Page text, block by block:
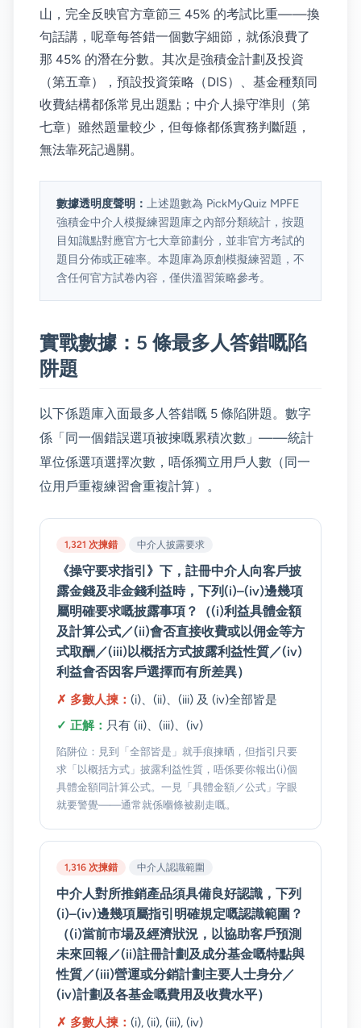
山，完全反映官方章節三 45% 的考試比重——換
句話講，呢章每答錯一個數字細節，就係浪費了
那 45% 的潛在分數。其次是強積金計劃及投資
（第五章），預設投資策略（DIS）、基金種類同
收費結構都係常見出題點；中介人操守準則（第
七章）雖然題量較少，但每條都係實務判斷題，
無法靠死記過關。
數據透明度聲明： 上述題數為 PickMyQuiz MPFE
強積金中介人模擬練習題庫之內部分類統計，按題
目知識點對應官方七大章節劃分，並非官方考試的
題目分佈或正確率。本題庫為原創模擬練習題，不
含任何官方試卷內容，僅供溫習策略參考。
實戰數據：5 條最多人答錯嘅陷
阱題
以下係題庫入面最多人答錯嘅 5 條陷阱題。數字
係「同一個錯誤選項被揀嘅累積次數」——統計
單位係選項選擇次數，唔係獨立用戶人數（同一
位用戶重複練習會重複計算）。
1,321 次揀錯 中介人披露要求
《操守要求指引》下，註冊中介人向客戶披
露金錢及非金錢利益時，下列(i)–(iv)邊幾項
屬明確要求嘅披露事項？（(i)利益具體金額
及計算公式／(ii)會否直接收費或以佣金等方
式取酬／(iii)以概括方式披露利益性質／(iv)
利益會否因客戶選擇而有所差異）
✗ 多數人揀： (i)、(ii)、(iii) 及 (iv)全部皆是
✓ 正解： 只有 (ii)、(iii)、(iv)
陷阱位：見到「全部皆是」就手痕揀晒，但指引只要
求「以概括方式」披露利益性質，唔係要你報出(i)個
具體金額同計算公式。一見「具體金額／公式」字眼
就要警覺——通常就係嗰條被剔走嘅。
1,316 次揀錯 中介人認識範圍
中介人對所推銷產品須具備良好認識，下列
(i)–(iv)邊幾項屬指引明確規定嘅認識範圍？
（(i)當前市場及經濟狀況，以協助客戶預測
未來回報／(ii)註冊計劃及成分基金嘅特點與
性質／(iii)營運或分銷計劃主要人士身分／
(iv)計劃及各基金嘅費用及收費水平）
✗ 多數人揀： (i), (ii), (iii), (iv)